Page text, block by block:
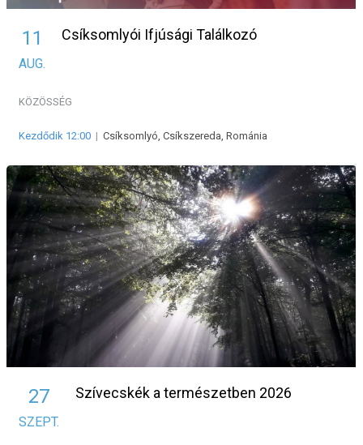
11
AUG.
Csíksomlyói Ifjúsági Találkozó
KÖZÖSSÉG
Kezdődik 12:00 | Csíksomlyó, Csíkszereda, Románia
27
SZEPT.
Szívecskék a természetben 2026